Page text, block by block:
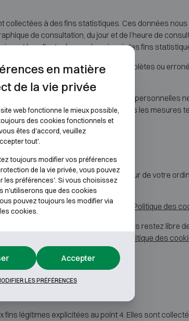
à des fins statistiques. Ces données
de consultation, du jour et de l’heure de
la collecte de ces données à des fins
Lorsque des données sont incomplètes ou
certaines opérations.
à des fins internes. Vos données personnelles
part. Atelier Boonen a pris toutes les mesures
!
peuvent être placés sur le disque dur de votre
nous vous invitons à consulter notre
Politique des
d’activer vos cookies. Toutefois, vous restez libre
nous vous renvoyons vers notre
Politique des
légitimes explicitées au point 4. Elles sont
en matière
de la vie privée
web fonctionne le mieux possible,
des cookies fonctionnels et
êtes d'accord, veuillez
tout'.
toujours modifier vos préférences
de la vie privée, vous pouvez
les préférences'. Si vous choisissez
n'utiliserons que des cookies
pouvez toujours les modifier via
cookies.
Accepter
LES PRÉFÉRENCES